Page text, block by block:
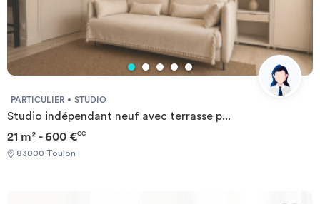
PARTICULIER STUDIO
Studio indépendant neuf avec terrasse p...
21 m² - 600 €CC
83000 Toulon